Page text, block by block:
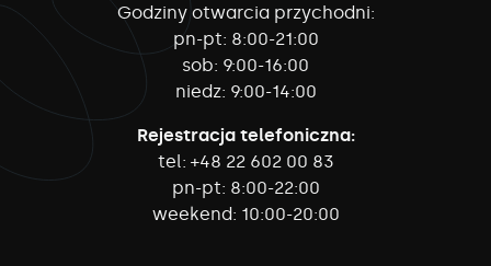
Godziny otwarcia przychodni:
pn-pt: 8:00-21:00
sob: 9:00-16:00
niedz: 9:00-14:00
Rejestracja telefoniczna:
tel: +48 22 602 00 83
pn-pt: 8:00-22:00
weekend: 10:00-20:00